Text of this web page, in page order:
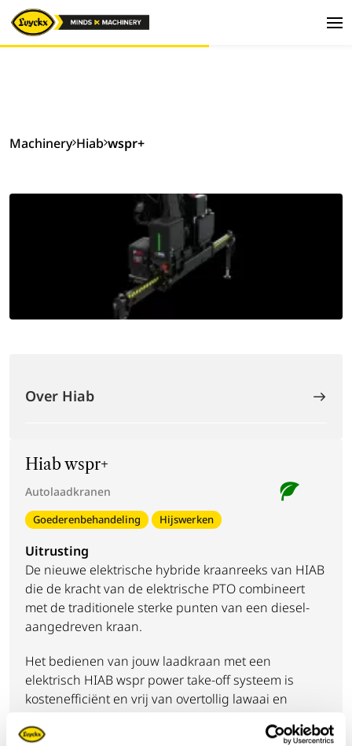
Machinery Hiab wspr+
Over Hiab
Hiab wspr+
Autolaadkranen
Goederenbehandeling Hijswerken
Uitrusting
De nieuwe elektrische hybride kraanreeks van HIAB
die de kracht van de elektrische PTO combineert
met de traditionele sterke punten van een diesel-
aangedreven kraan.
Het bedienen van jouw laadkraan met een
elektrisch HIAB wspr power take-off systeem is
kostenefficiënt en vrij van overtollig lawaai en
stressvrije omgeving wordt gegarandeerd. De